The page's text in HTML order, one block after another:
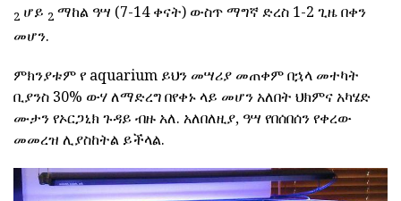
2 ሆይ 2 ማከል ዓሣ (7-14 ቀናት) ውስጥ ማግኛ ድረስ 1-2 ጊዜ በቀን
መሆን.
ምክንያቱም የ aquarium ይህን መሣሪያ መጠቀም በኋላ መተካት
ቢያንስ 30% ውሃ ለማድረግ በየቀኑ ላይ መሆን አለበት ህክምና አካሄድ
ሙታን የኦርጋኒክ ጉዳይ ብዙ አለ. አለበለዚያ, ዓሣ የበሰበሰን የቀረው
መመረዝ ሊያስከትል ይችላል.